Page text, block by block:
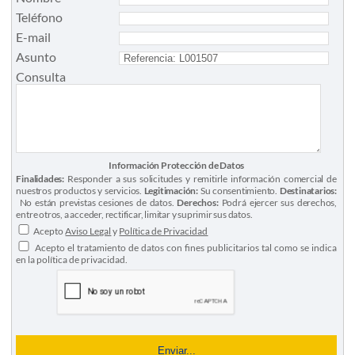
Teléfono
E-mail
Asunto
Consulta
Información Protección de Datos
Finalidades: Responder a sus solicitudes y remitirle información comercial de
nuestros productos y servicios. Legitimación: Su consentimiento. Destinatarios:
No están previstas cesiones de datos. Derechos:Podrá ejercer sus derechos,
entre otros, a acceder, rectificar, limitar y suprimir sus datos.
AceptoAviso Legal y Política de Privacidad
Acepto el tratamiento de datos con fines publicitarios tal como se indica
en la política de privacidad.